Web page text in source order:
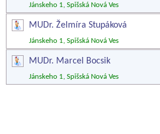
Jánskeho 1, Spišská Nová Ves
MUDr. Želmíra Stupáková
Jánskeho 1, Spišská Nová Ves
MUDr. Marcel Bocsik
Jánskeho 1, Spišská Nová Ves